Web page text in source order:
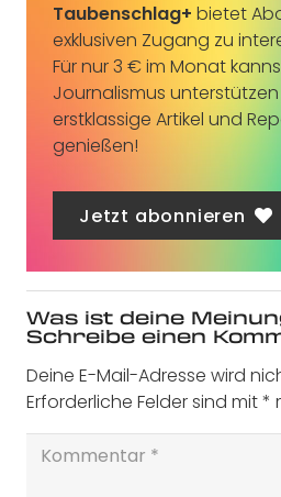
Taubenschlag+ bietet
exklusiven Zugang zu
Für nur 3 € im Monat
Journalismus
erstklassige Artikel und
genießen!
Jetzt abonnieren
Was ist deine
Schreibe einen
Deine E-Mail-Adresse wird
Erforderliche Felder sind mit*